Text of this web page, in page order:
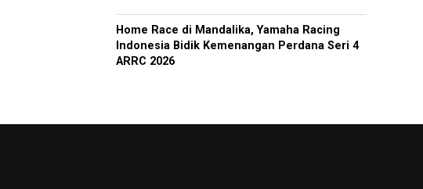
Home Race di Mandalika, Yamaha Racing
Indonesia Bidik Kemenangan Perdana Seri 4
ARRC 2026